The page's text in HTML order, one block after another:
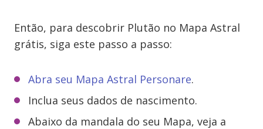
Então, para descobrir Plutão no Mapa Astral
grátis, siga este passo a passo:
Abra seu Mapa Astral Personare.
Inclua seus dados de nascimento.
Abaixo da mandala do seu Mapa, veja a